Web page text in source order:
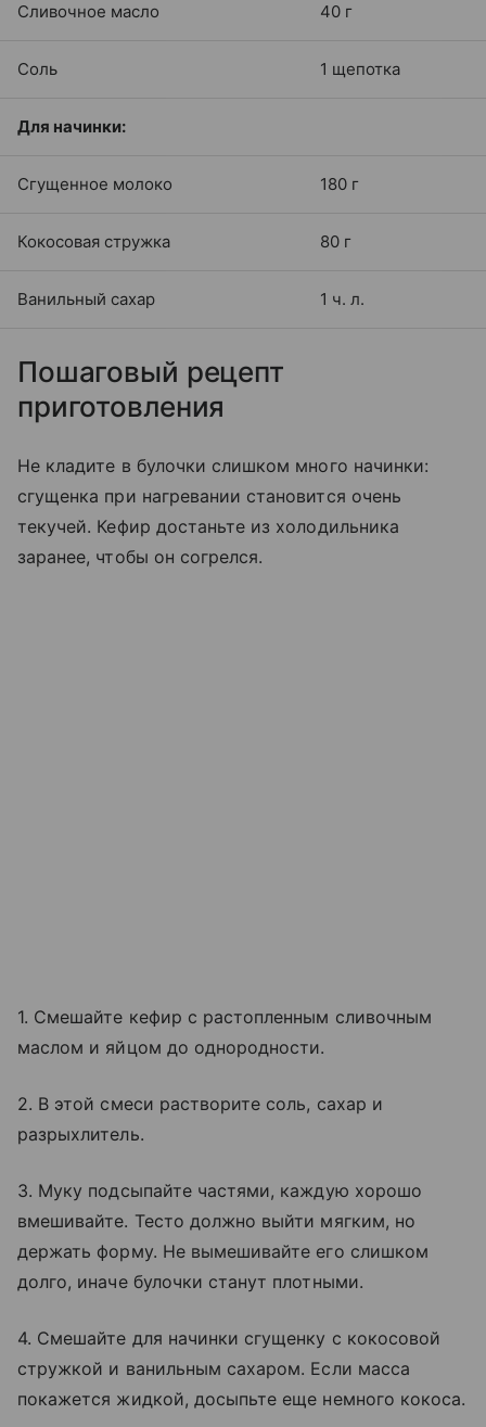
Сливочное масло 40 г
Соль 1 щепотка
Для начинки:
Сгущенное молоко 180 г
Кокосовая стружка 80 г
Ванильный сахар 1 ч. л.
Пошаговый рецепт
приготовления
Не кладите в булочки слишком много начинки:
сгущенка при нагревании становится очень
текучей. Кефир достаньте из холодильника
заранее, чтобы он согрелся.
1. Смешайте кефир с растопленным сливочным
маслом и яйцом до однородности.
2. В этой смеси растворите соль, сахар и
разрыхлитель.
3. Муку подсыпайте частями, каждую хорошо
вмешивайте. Тесто должно выйти мягким, но
держать форму. Не вымешивайте его слишком
долго, иначе булочки станут плотными.
4. Смешайте для начинки сгущенку с кокосовой
стружкой и ванильным сахаром. Если масса
покажется жидкой, досыпьте еще немного кокоса.